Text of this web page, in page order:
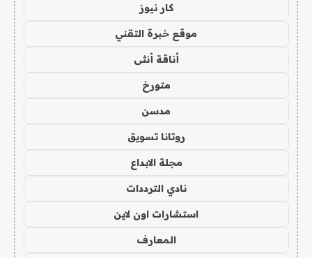
كار نيوز
موقع خبرة التقني
أناقة أنثى
متورخ
مدسن
روتانا تسويق
مجلة الابداع
نادي الترددات
استشارات اون لاين
المعارف